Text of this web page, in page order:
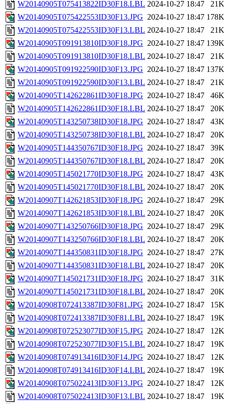
W20140905T075413822ID30F18.LBL 2024-10-27 18:47
21K
W20140905T075422553ID30F13.JPG 2024-10-27 18:47 178K
W20140905T075422553ID30F13.LBL 2024-10-27 18:47
21K
W20140905T091913810ID30F18.JPG 2024-10-27 18:47 139K
W20140905T091913810ID30F18.LBL 2024-10-27 18:47
21K
W20140905T091922590ID30F13.JPG 2024-10-27 18:47 137K
W20140905T091922590ID30F13.LBL 2024-10-27 18:47
21K
W20140905T142622861ID30F18.JPG 2024-10-27 18:47
46K
W20140905T142622861ID30F18.LBL 2024-10-27 18:47
20K
W20140905T143250738ID30F18.JPG 2024-10-27 18:47
43K
W20140905T143250738ID30F18.LBL 2024-10-27 18:47
20K
W20140905T144350767ID30F18.JPG 2024-10-27 18:47
39K
W20140905T144350767ID30F18.LBL 2024-10-27 18:47
20K
W20140905T145021770ID30F18.JPG 2024-10-27 18:47
43K
W20140905T145021770ID30F18.LBL 2024-10-27 18:47
20K
W20140907T142621853ID30F18.JPG 2024-10-27 18:47
29K
W20140907T142621853ID30F18.LBL 2024-10-27 18:47
20K
W20140907T143250766ID30F18.JPG 2024-10-27 18:47
29K
W20140907T143250766ID30F18.LBL 2024-10-27 18:47
20K
W20140907T144350831ID30F18.JPG 2024-10-27 18:47
27K
W20140907T144350831ID30F18.LBL 2024-10-27 18:47
20K
W20140907T145021731ID30F18.JPG 2024-10-27 18:47
31K
W20140907T145021731ID30F18.LBL 2024-10-27 18:47
20K
W20140908T072413387ID30F81.JPG 2024-10-27 18:47
15K
W20140908T072413387ID30F81.LBL 2024-10-27 18:47
19K
W20140908T072523077ID30F15.JPG 2024-10-27 18:47
12K
W20140908T072523077ID30F15.LBL 2024-10-27 18:47
19K
W20140908T074913416ID30F14.JPG 2024-10-27 18:47
12K
W20140908T074913416ID30F14.LBL 2024-10-27 18:47
19K
W20140908T075022413ID30F13.JPG 2024-10-27 18:47
12K
W20140908T075022413ID30F13.LBL 2024-10-27 18:47
19K